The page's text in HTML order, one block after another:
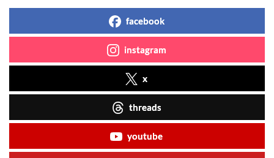
facebook
instagram
x
threads
youtube